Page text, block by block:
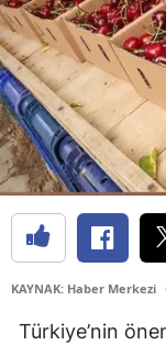
KAYNAK: Haber Merkezi
Türkiye’nin